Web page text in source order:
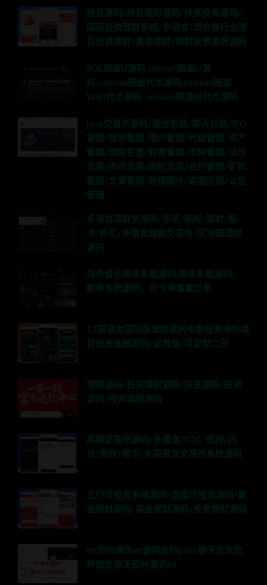
扶贫源码/扶贫理财源码/扶贫投资源码/
国际投资理财系统/多语言/适合各行业项
目投资理财/基金理财/理财投资系统源码
SOL链盗U源码,solscan链盗U源
码,solscan链盗代币源码,solscan链盗
WIFI代币源码,,solscan链通杀代币源码
java交易所源码/撮合机器/聊天社群/IEO
管理/签到管理/用户管理/代理管理/资产
管理/理财生息/财务管理/币种管理/法币
交易/币币交易/期权交易/合约管理/矿机
管理/文章管理/轮播图片/客服应用/公告
管理
多语言理财交易所/币币/期权/理财/新
币/外汇/多语言理财交易所/区块链理财
源码
海外音乐抢单系统源码,抢单系统源码，
刷单系统源码，可卡单重置订单
12国语言国际版理财返利电影投资海外项
目投资金融源码/运营版/可定制二开
理财源码/扶贫理财源码/扶贫源码/投资
源码/投资理财源码
高端交易所源码/多语言/C2C/质押/闪
兑/期权/借币/多国语言交易所系统源码
五行币投资系统源码/虚拟币投资源码/黄
金理财源码/基金理财源码/投资理财源码
im即时通讯im源码支持pcim聊天交友软
件微信聊天即时通讯im